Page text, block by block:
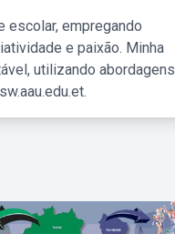
escolar, empregando
e paixão. Minha
utilizando abordagens